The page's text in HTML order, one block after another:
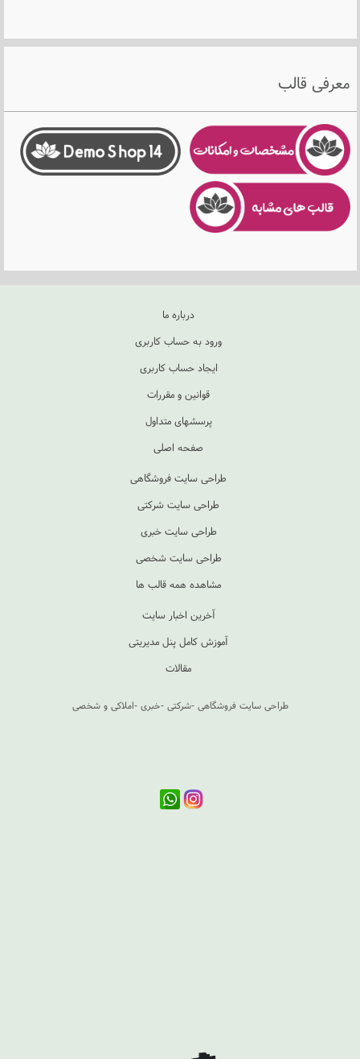
معرفی قالب
درباره ما
ورود به حساب کاربری
ایجاد حساب کاربری
قوانین و مقررات
پرسشهای متداول
صفحه اصلی
طراحی سایت فروشگاهی
طراحی سایت شرکتی
طراحی سایت خبری
طراحی سایت شخصی
مشاهده همه قالب ها
آخرین اخبار سایت
آموزش کامل پنل مدیریتی
مقالات
طراحی سایت فروشگاهی -شرکتی -خبری -املاکی و شخصی